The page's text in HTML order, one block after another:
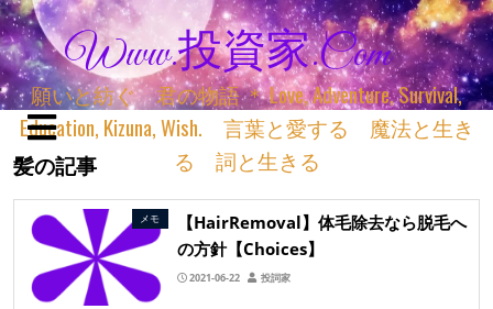
Www.投資家.com
願いと紡ぐ 君の物語 ＊ Love, Adventure, Survival,
Education, Kizuna, Wish. 言葉と愛する 魔法と生き
る 詞と生きる
髪の記事
メモ
【HairRemoval】体毛除去なら脱毛へ
の方針【Choices】
2021-06-22 投詞家